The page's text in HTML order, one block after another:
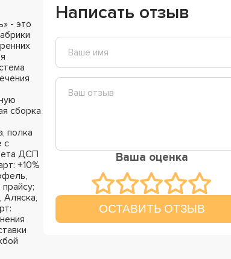
- это
сборка
полка
с
ДСП
+10%
Написать отзыв
Ваша оценка
ОСТАВИТЬ ОТЗЫВ